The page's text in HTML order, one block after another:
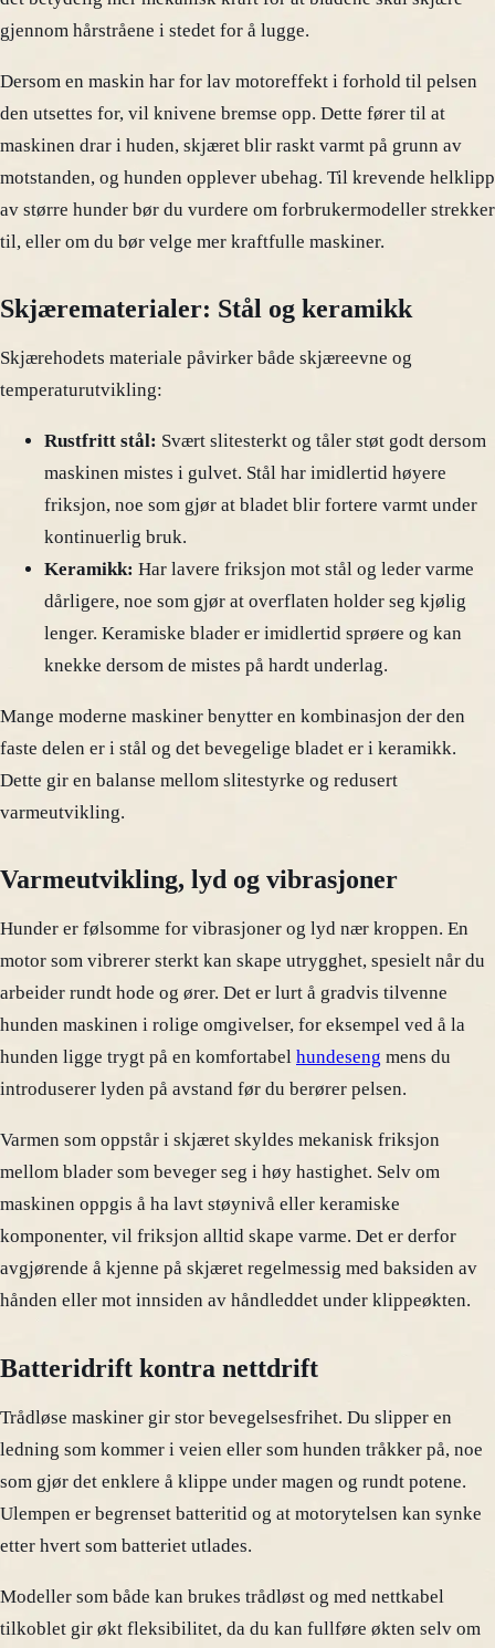
gjennom hårstråene i stedet for å lugge.
Dersom en maskin har for lav motoreffekt i forhold til pelsen
den utsettes for, vil knivene bremse opp. Dette fører til at
maskinen drar i huden, skjæret blir raskt varmt på grunn av
motstanden, og hunden opplever ubehag. Til krevende helklipp
av større hunder bør du vurdere om forbrukermodeller strekker
til, eller om du bør velge mer kraftfulle maskiner.
Skjærematerialer: Stål og keramikk
Skjærehodets materiale påvirker både skjæreevne og
temperaturutvikling:
Rustfritt stål: Svært slitesterkt og tåler støt godt dersom
maskinen mistes i gulvet. Stål har imidlertid høyere
friksjon, noe som gjør at bladet blir fortere varmt under
kontinuerlig bruk.
Keramikk: Har lavere friksjon mot stål og leder varme
dårligere, noe som gjør at overflaten holder seg kjølig
lenger. Keramiske blader er imidlertid sprøere og kan
knekke dersom de mistes på hardt underlag.
Mange moderne maskiner benytter en kombinasjon der den
faste delen er i stål og det bevegelige bladet er i keramikk.
Dette gir en balanse mellom slitestyrke og redusert
varmeutvikling.
Varmeutvikling, lyd og vibrasjoner
Hunder er følsomme for vibrasjoner og lyd nær kroppen. En
motor som vibrerer sterkt kan skape utrygghet, spesielt når du
arbeider rundt hode og ører. Det er lurt å gradvis tilvenne
hunden maskinen i rolige omgivelser, for eksempel ved å la
hunden ligge trygt på en komfortabel hundeseng mens du
introduserer lyden på avstand før du berører pelsen.
Varmen som oppstår i skjæret skyldes mekanisk friksjon
mellom blader som beveger seg i høy hastighet. Selv om
maskinen oppgis å ha lavt støynivå eller keramiske
komponenter, vil friksjon alltid skape varme. Det er derfor
avgjørende å kjenne på skjæret regelmessig med baksiden av
hånden eller mot innsiden av håndleddet under klippeøkten.
Batteridrift kontra nettdrift
Trådløse maskiner gir stor bevegelsesfrihet. Du slipper en
ledning som kommer i veien eller som hunden tråkker på, noe
som gjør det enklere å klippe under magen og rundt potene.
Ulempen er begrenset batteritid og at motorytelsen kan synke
etter hvert som batteriet utlades.
Modeller som både kan brukes trådløst og med nettkabel
tilkoblet gir økt fleksibilitet, da du kan fullføre økten selv om